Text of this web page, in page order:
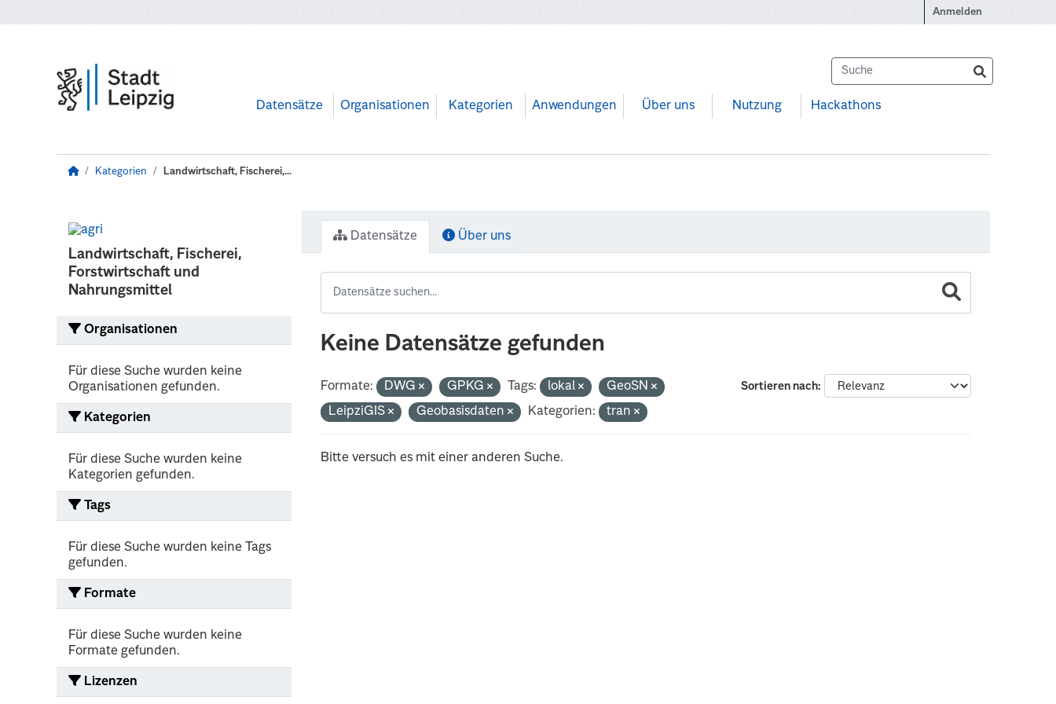
Anmelden
Datensätze Organisationen Kategorien Anwendungen Über uns Nutzung Hackathons
Kategorien Landwirtschaft, Fischerei,...
Landwirtschaft, Fischerei,
Forstwirtschaft und
Nahrungsmittel
Organisationen
Für diese Suche wurden keine
Organisationen gefunden.
Kategorien
Für diese Suche wurden keine
Kategorien gefunden.
Tags
Für diese Suche wurden keine Tags
gefunden.
Formate
Für diese Suche wurden keine
Formate gefunden.
Lizenzen
Datensätze Über uns
Keine Datensätze gefunden
Sortieren nach
Formate: DWG GPKG Tags: lokal
GeoSN
LeipziGIS
Geobasisdaten Kategorien: tran
Bitte versuch es mit einer anderen Suche.